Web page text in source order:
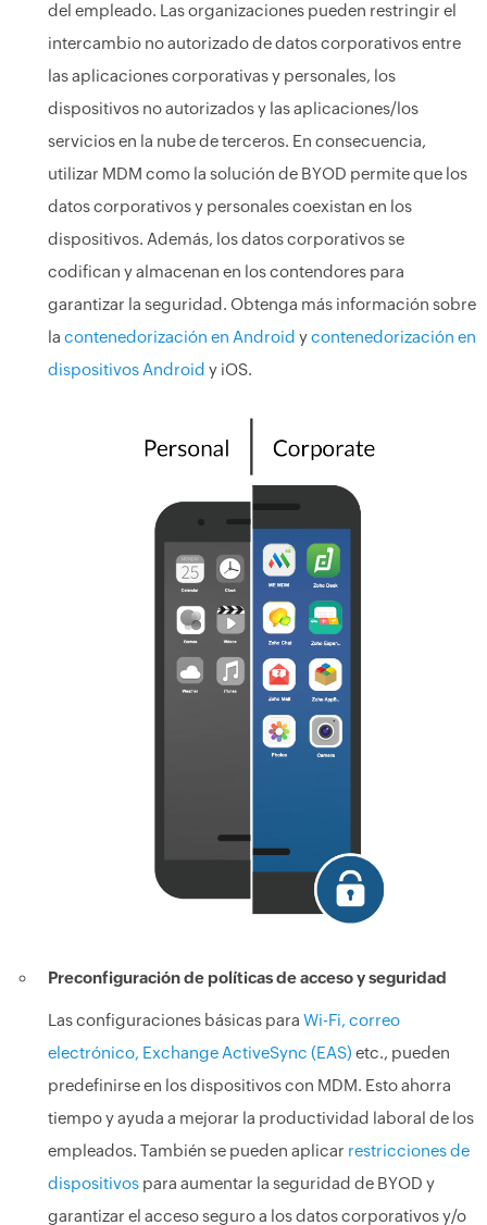
del empleado. Las organizaciones pueden restringir el
intercambio no autorizado de datos corporativos entre
las aplicaciones corporativas y personales, los
dispositivos no autorizados y las aplicaciones/los
servicios en la nube de terceros. En consecuencia,
utilizar MDM como la solución de BYOD permite que los
datos corporativos y personales coexistan en los
dispositivos. Además, los datos corporativos se
codifican y almacenan en los contendores para
garantizar la seguridad. Obtenga más información sobre
la contenedorización en Android ycontenedorización en
dispositivos Android y iOS.
Preconfiguración de políticas de acceso y seguridad
Las configuraciones básicas para Wi-Fi, correo
electrónico, Exchange ActiveSync (EAS) etc., pueden
predefinirse en los dispositivos con MDM. Esto ahorra
tiempo y ayuda a mejorar la productividad laboral de los
empleados. También se pueden aplicar restricciones de
dispositivospara aumentar la seguridad de BYOD y
garantizar el acceso seguro a los datos corporativos y/o